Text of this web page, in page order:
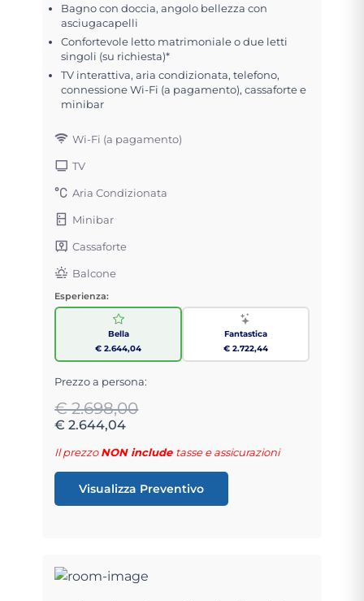
Bagno con doccia, angolo bellezza con
asciugacapelli
Confortevole letto matrimoniale o due letti
singoli (su richiesta)*
TV interattiva, aria condizionata, telefono,
connessione Wi-Fi (a pagamento), cassaforte e
minibar
Wi-Fi (a pagamento)
TV
Aria Condizionata
Minibar
Cassaforte
Balcone
Esperienza:
Bella
€ 2.644,04
Fantastica
€ 2.722,44
Prezzo a persona:
€ 2.698,00
€ 2.644,04
Il prezzoNON include tasse e assicurazioni
Visualizza Preventivo